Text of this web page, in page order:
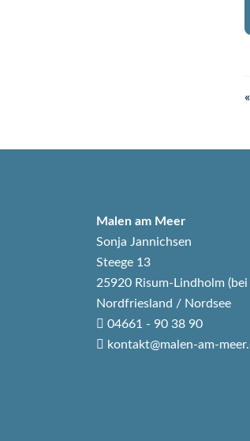
Malen am Meer
Sonja Jannichsen
Steege 13
25920 Risum-Lindholm
Nordfriesland / Nordsee
04661 - 90 38 90
kontakt@malen-am-